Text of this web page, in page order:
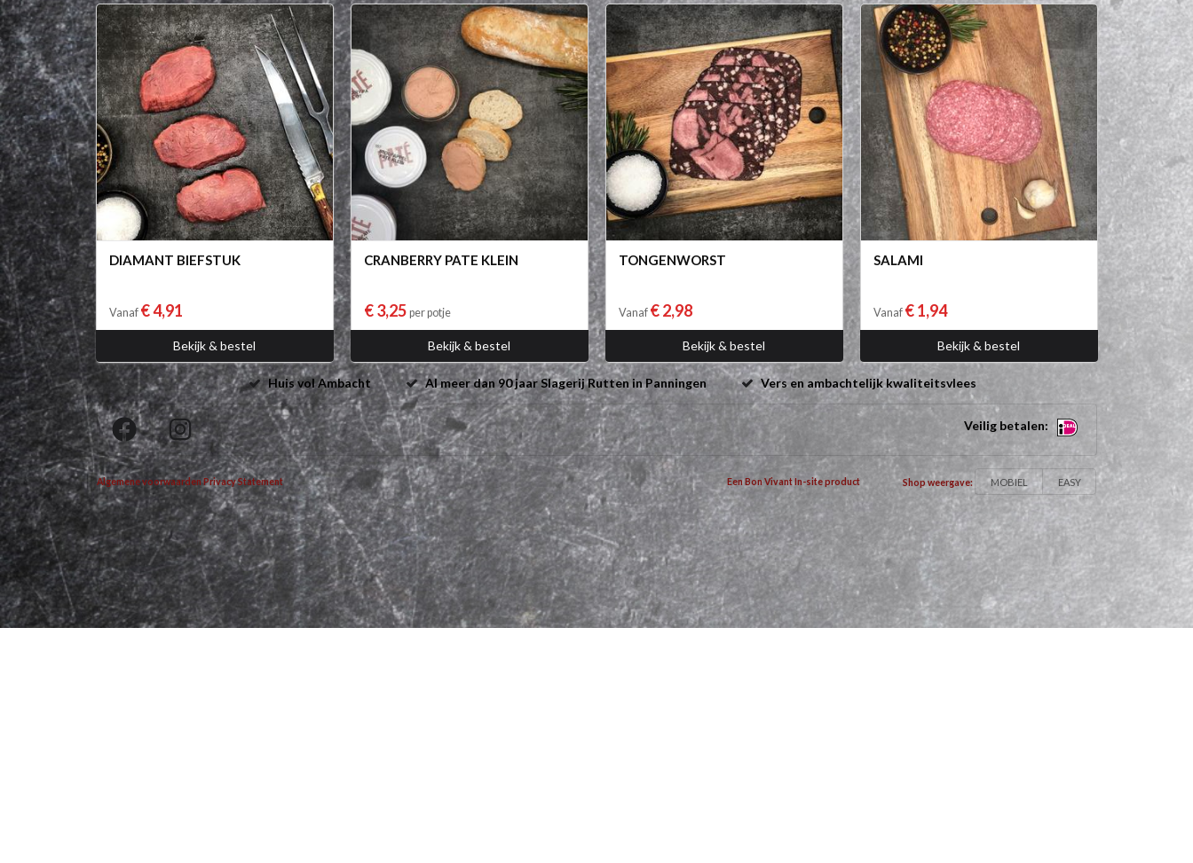
DIAMANT BIEFSTUK
Vanaf € 4,91
Bekijk & bestel
CRANBERRY PATE KLEIN
€ 3,25 per potje
Bekijk & bestel
TONGENWORST
Vanaf € 2,98
Bekijk & bestel
SALAMI
Vanaf € 1,94
Bekijk & bestel
Huis vol Ambacht Al meer dan 90 jaar Slagerij Rutten in Panningen Vers en ambachtelijk kwaliteitsvlees
Veilig betalen:
Algemene voorwaarden Privacy Statement Een Bon Vivant In-site product Shop weergave: MOBIEL EASY